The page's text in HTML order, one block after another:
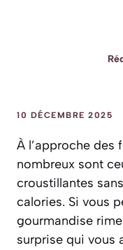
10 DÉCEMBRE 2025
À l’approche des
nombreux sont
croustillantes
calories. Si vous
gourmandise
surprise qui vous